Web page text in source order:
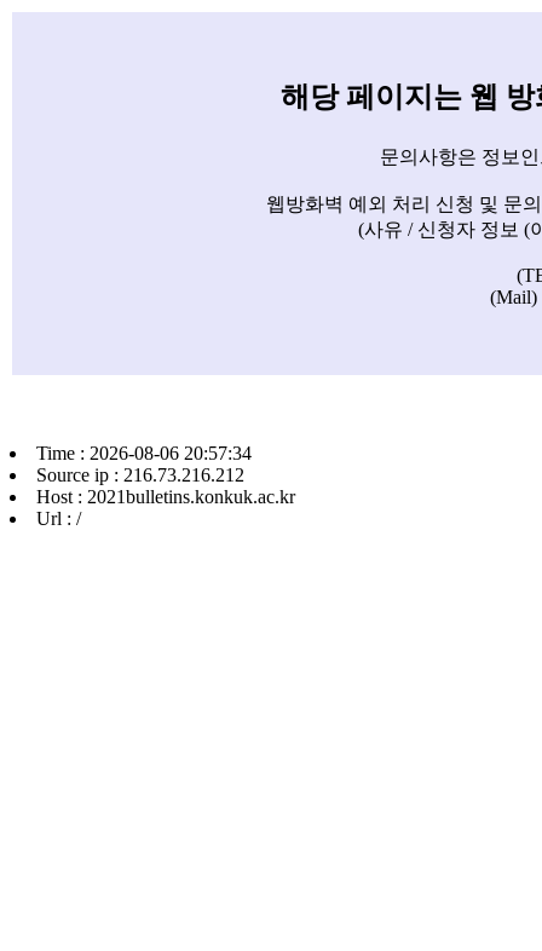
해당 페이지는 웹
문의사항은 정보
웹방화벽 예외 처리 신청 및 문
(사유 / 신청자 정보 (
(Mail)
Time : 2026-08-06 20:57:34
Source ip : 216.73.216.212
Host : 2021bulletins.konkuk.ac.kr
Url : /